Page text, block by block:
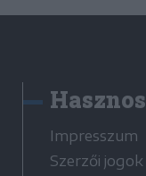
Hasznos
Impresszum
Szerzői jogok